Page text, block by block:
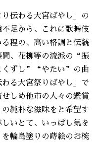
伝わる大宮ばやし」の
足から、これに歌舞伎
程の、高い格調と伝統
間、花柳等の流派の“振
くずし”“やたい”の曲
る大宮祭りばやし」で
しめ他市の人々の鑑賞
純朴な滋味をと希望す
いとて、いっぱし気を
輪島塗りの蒔絵のお椀